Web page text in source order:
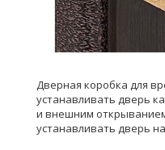
Дверная коробка для
устанавливать дверь
и внешним
устанавливать дверь